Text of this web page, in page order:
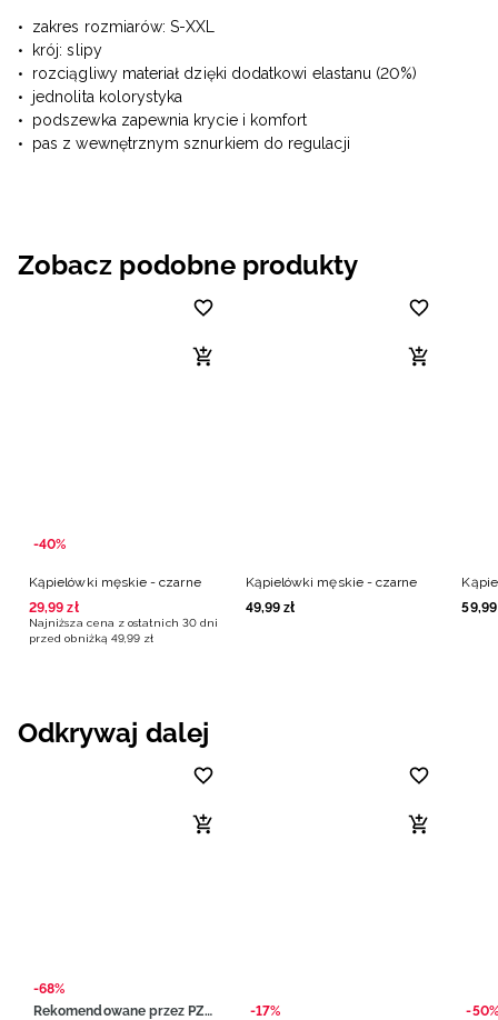
zakres rozmiarów: S-XXL
krój: slipy
rozciągliwy materiał dzięki dodatkowi elastanu (20%)
jednolita kolorystyka
podszewka zapewnia krycie i komfort
pas z wewnętrznym sznurkiem do regulacji
Zobacz podobne produkty
-40%
Kąpielówki męskie - czarne
29,99 zł
Najniższa cena z ostatnich 30 dni
przed obniżką 49,99 zł
Kąpielówki męskie - czarne
49,99 zł
59,99
Odkrywaj dalej
-68%
Rekomendowane przez PZLA
-17% -50%